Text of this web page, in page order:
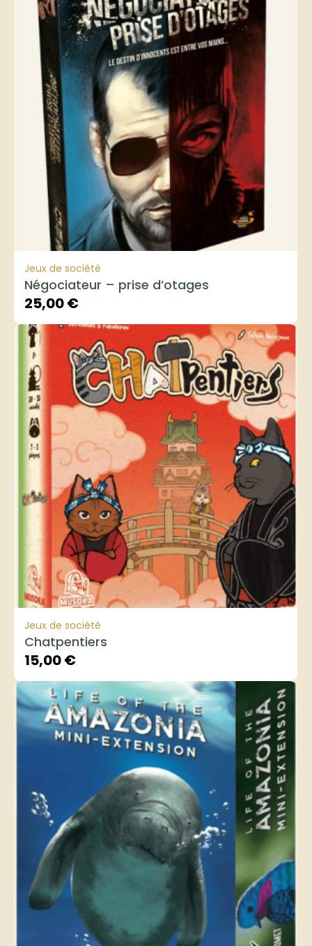
Jeux de société
Négociateur – prise d’otages
25,00€
Jeux de société
Chatpentiers
15,00€